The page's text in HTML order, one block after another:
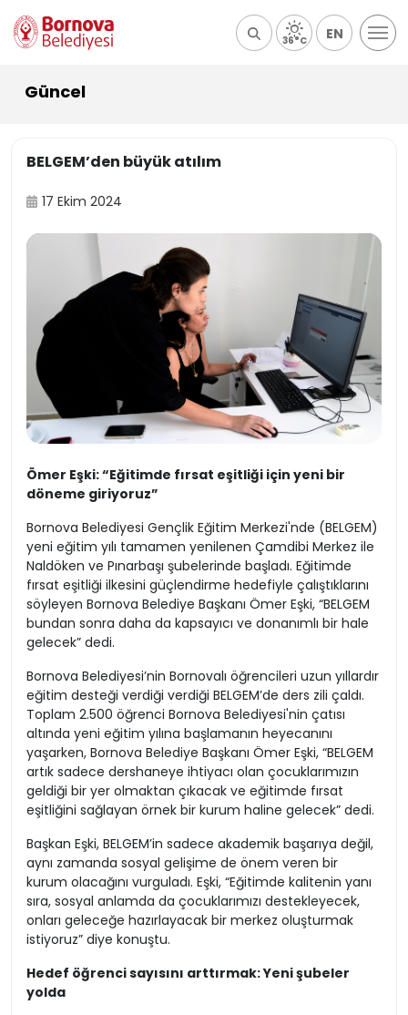
36°C EN
Güncel
BELGEM’den büyük atılım
17 Ekim 2024
Ömer Eşki: “Eğitimde fırsat eşitliği için yeni bir
döneme giriyoruz”
Bornova Belediyesi Gençlik Eğitim Merkezi'nde (BELGEM)
yeni eğitim yılı tamamen yenilenen Çamdibi Merkez ile
Naldöken ve Pınarbaşı şubelerinde başladı. Eğitimde
fırsat eşitliği ilkesini güçlendirme hedefiyle çalıştıklarını
söyleyen Bornova Belediye Başkanı Ömer Eşki, “BELGEM
bundan sonra daha da kapsayıcı ve donanımlı bir hale
gelecek” dedi.
Bornova Belediyesi’nin Bornovalı öğrencileri uzun yıllardır
eğitim desteği verdiği verdiği BELGEM’de ders zili çaldı.
Toplam 2.500 öğrenci Bornova Belediyesi'nin çatısı
altında yeni eğitim yılına başlamanın heyecanını
yaşarken, Bornova Belediye Başkanı Ömer Eşki, “BELGEM
artık sadece dershaneye ihtiyacı olan çocuklarımızın
geldiği bir yer olmaktan çıkacak ve eğitimde fırsat
eşitliğini sağlayan örnek bir kurum haline gelecek” dedi.
Başkan Eşki, BELGEM’in sadece akademik başarıya değil,
aynı zamanda sosyal gelişime de önem veren bir
kurum olacağını vurguladı. Eşki, “Eğitimde kalitenin yanı
sıra, sosyal anlamda da çocuklarımızı destekleyecek,
onları geleceğe hazırlayacak bir merkez oluşturmak
istiyoruz” diye konuştu.
Hedef öğrenci sayısını arttırmak: Yeni şubeler
yolda